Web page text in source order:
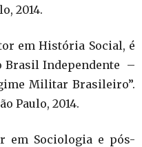
2014.
em História Social, é
Brasil Independente –
Militar Brasileiro”.
Paulo, 2014.
Sociologia e pós-